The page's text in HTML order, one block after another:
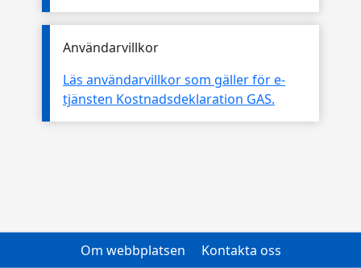
Användarvillkor
Läs användarvillkor som gäller för e-
tjänsten Kostnadsdeklaration GAS.
Om webbplatsen Kontakta oss